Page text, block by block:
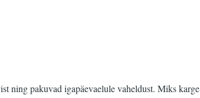
ning pakuvad igapäevaelule vaheldust. Miks karge